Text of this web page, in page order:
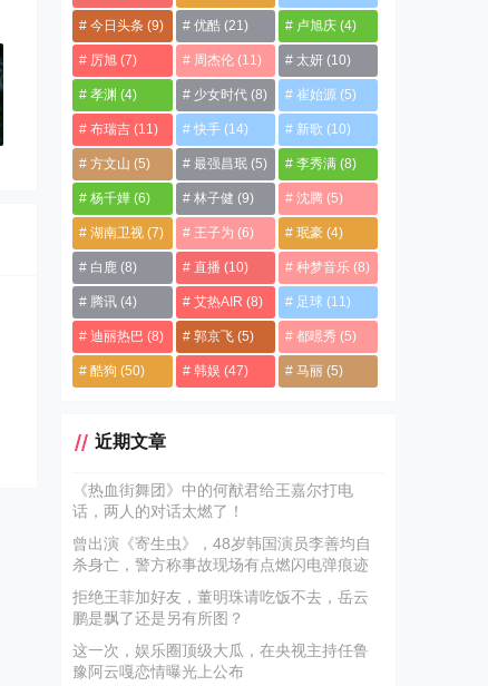
今日头条 (9) 优酷(21) 卢旭庆(4)
厉旭 (7) 周杰伦(11) 太妍(10)
孝渊 (4) 少女时代(8) 崔始源(5)
布瑞吉 (11) 快手(14) 新歌 (10)
方文山 (5) 最强昌珉(5) 李秀满(8)
杨千嬅 (6) 林子健 (9) 沈腾(5)
湖南卫视 (7) 王子为 (6) 珉豪(4)
白鹿 (8) 直播(10) 种梦音乐(8)
腾讯 (4) 艾热AIR (8) 足球(11)
迪丽热巴 (8) 郭京飞(5) 都暻秀 (5)
酷狗 (50) 韩娱 (47) 马丽(5)
近期文章
《热血街舞团》中的何猷君给王嘉尔打电
话，两人的对话太燃了！
曾出演《寄生虫》，48岁韩国演员李善均自
杀身亡，警方称事故现场有点燃闪电弹痕迹
拒绝王菲加好友，董明珠请吃饭不去，岳云
鹏是飘了还是另有所图？
这一次，娱乐圈顶级大瓜，在央视主持任鲁
豫阿云嘎恋情曝光上公布